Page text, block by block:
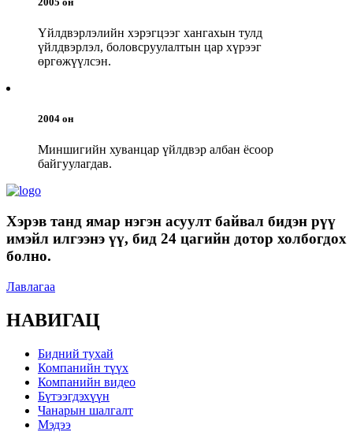
Үйлдвэрлэлийн хэрэгцээг хангахын тулд
үйлдвэрлэл, боловсруулалтын цар хүрээг
өргөжүүлсэн.
2004 он
Миншигийн хуванцар үйлдвэр албан ёсоор
байгуулагдав.
Хэрэв танд ямар нэгэн асуулт байвал бидэн рүү
имэйл илгээнэ үү, бид 24 цагийн дотор холбогдох
болно.
Лавлагаа
НАВИГАЦ
Бидний тухай
Компанийн түүх
Компанийн видео
Бүтээгдэхүүн
Чанарын шалгалт
Мэдээ